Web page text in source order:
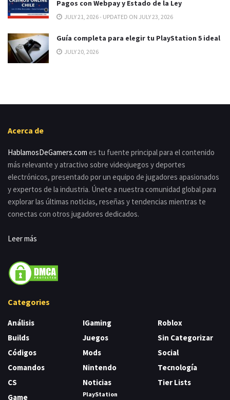
Pagos con Webpay y Estado de la Ley
JULY 21, 2026 - UPDATED ON JULY 23, 2026
Guía completa para elegir tu PlayStation 5 ideal
JULY 20, 2026
Acerca de
HablamosDeGamers.com es tu fuente principal para el contenido
más relevante y atractivo sobre videojuegos y deportes
electrónicos, presentado por un equipo de jugadores apasionados
y expertos de la industria. Únete a nuestra comunidad global para
explorar las últimas noticias, reseñas y tendencias mientras te
conectas con otros jugadores dedicados.
Leer más
Categories
Análisis
Builds
Códigos
Comandos
CS
Game
IGaming
Juegos
Mods
Nintendo
Noticias
PlayStation
Roblox
Sin Categorizar
Social
Tecnología
Tier Lists